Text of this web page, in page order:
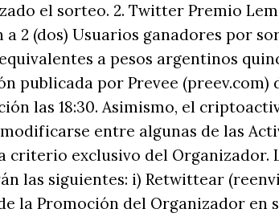
el sorteo. 2. Twitter Premio
2 (dos) Usuarios ganadores por
a pesos argentinos
publicada por Prevee (preev.com)
las 18:30. Asimismo, el
entre algunas de las
criterio exclusivo del Organizador.
las siguientes: i) Retwittear
la Promoción del Organizador en